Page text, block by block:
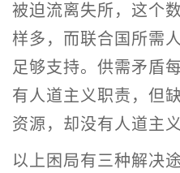
被迫流离失所，这个
样多，而联合国所需
足够支持。供需矛盾
有人道主义职责，但
资源，却没有人道主义
以上困局有三种解决